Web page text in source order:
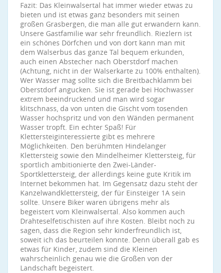
Fazit: Das Kleinwalsertal hat immer wieder etwas zu
bieten und ist etwas ganz besonders mit seinen
großen Grasbergen, die man alle gut erwandern kann.
Unsere Gastfamilie war sehr freundlich. Riezlern ist
ein schönes Dörfchen und von dort kann man mit
dem Walserbus das ganze Tal bequem erkunden,
auch einen Abstecher nach Oberstdorf machen
(Achtung, nicht in der Walserkarte zu 100% enthalten).
Wer Wasser mag sollte sich die Breitbachklamm bei
Oberstdorf angucken. Sie ist gerade bei Hochwasser
extrem beeindruckend und man wird sogar
klitschnass, da von unten die Gischt vom tosenden
Wasser hochspritz und von den Wänden permanent
Wasser tropft. Ein echter Spaß! Für
Klettersteiginteressierte gibt es mehrere
Möglichkeiten. Den berühmten Hindelanger
Klettersteig sowie den Mindelheimer Klettersteig, für
sportlich ambitionierte den Zwei-Länder-
Sportklettersteig, der allerdings keine gute Kritik im
Internet bekommen hat. Im Gegensatz dazu steht der
Kanzelwandklettersteig, der für Einsteiger 1A sein
sollte. Unsere Biker waren übrigens mehr als
begeistert vom Kleinwalsertal. Also kommen auch
Drahteselfetischisten auf ihre Kosten. Bleibt noch zu
sagen, dass die Region sehr kinderfreundlich ist,
soweit ich das beurteilen konnte. Denn überall gab es
etwas für Kinder, zudem sind die Kleinen
wahrscheinlich genau wie die Großen von der
Landschaft begeistert.